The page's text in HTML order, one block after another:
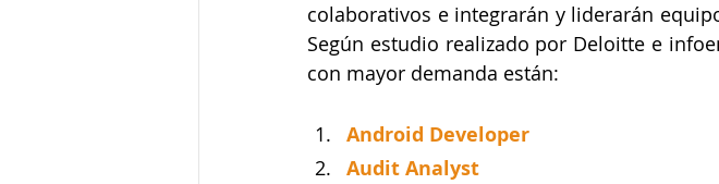
colaborativos e integrarán y liderarán
Según estudio realizado por Deloitte e
con mayor demanda están:
Android Developer
Audit Analyst